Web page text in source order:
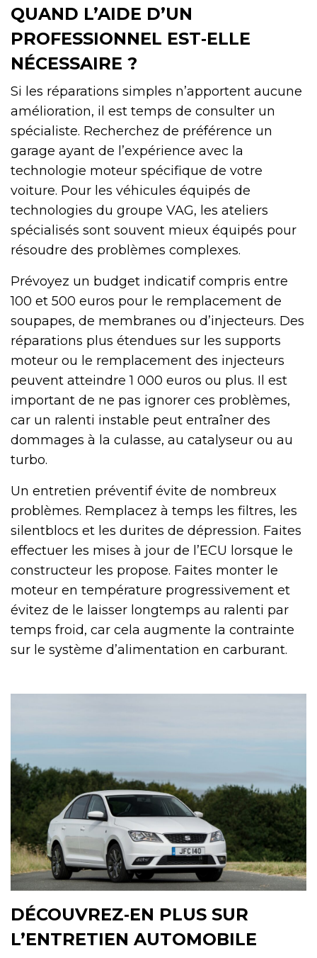
QUAND L’AIDE D’UN
PROFESSIONNEL EST‑ELLE
NÉCESSAIRE ?
Si les réparations simples n’apportent aucune
amélioration, il est temps de consulter un
spécialiste. Recherchez de préférence un
garage ayant de l’expérience avec la
technologie moteur spécifique de votre
voiture. Pour les véhicules équipés de
technologies du groupe VAG, les ateliers
spécialisés sont souvent mieux équipés pour
résoudre des problèmes complexes.
Prévoyez un budget indicatif compris entre
100 et 500 euros pour le remplacement de
soupapes, de membranes ou d’injecteurs. Des
réparations plus étendues sur les supports
moteur ou le remplacement des injecteurs
peuvent atteindre 1 000 euros ou plus. Il est
important de ne pas ignorer ces problèmes,
car un ralenti instable peut entraîner des
dommages à la culasse, au catalyseur ou au
turbo.
Un entretien préventif évite de nombreux
problèmes. Remplacez à temps les filtres, les
silentblocs et les durites de dépression. Faites
effectuer les mises à jour de l’ECU lorsque le
constructeur les propose. Faites monter le
moteur en température progressivement et
évitez de le laisser longtemps au ralenti par
temps froid, car cela augmente la contrainte
sur le système d’alimentation en carburant.
DÉCOUVREZ‑EN PLUS SUR
L’ENTRETIEN AUTOMOBILE